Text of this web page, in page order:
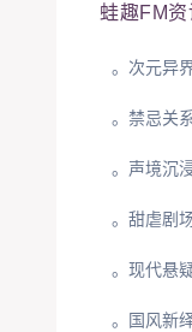
蛙趣FM资
。次元异
。禁忌关
。声境沉
。甜虐剧
。现代悬
。‌国风新